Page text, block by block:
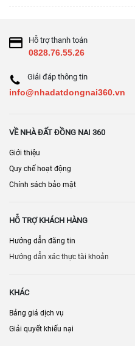
Hỗ trợ thanh toán
0828.76.55.26
Giải đáp thông tin
info@nhadatdongnai360.vn
VỀ NHÀ ĐẤT ĐỒNG NAI 360
Giới thiệu
Quy chế hoạt động
Chính sách bảo mật
HỖ TRỢ KHÁCH HÀNG
Hướng dẫn đăng tin
Hướng dẫn xác thực tài khoản
KHÁC
Bảng giá dịch vụ
Giải quyết khiếu nại